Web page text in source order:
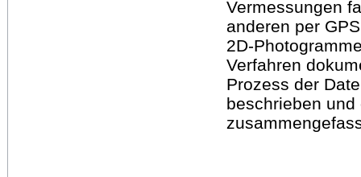
Vermessungen
anderen per
2D-
Verfahren
Prozess der
beschrieben